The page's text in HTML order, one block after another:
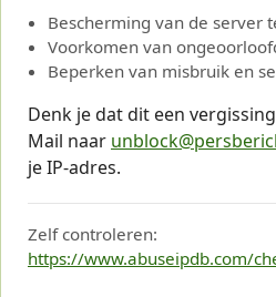
Bescherming van de server
Voorkomen van
Beperken van misbruik en
Denk je dat dit een
Mail naar
je IP-adres.
Zelf controleren:
https://www.abuseipdb.com/